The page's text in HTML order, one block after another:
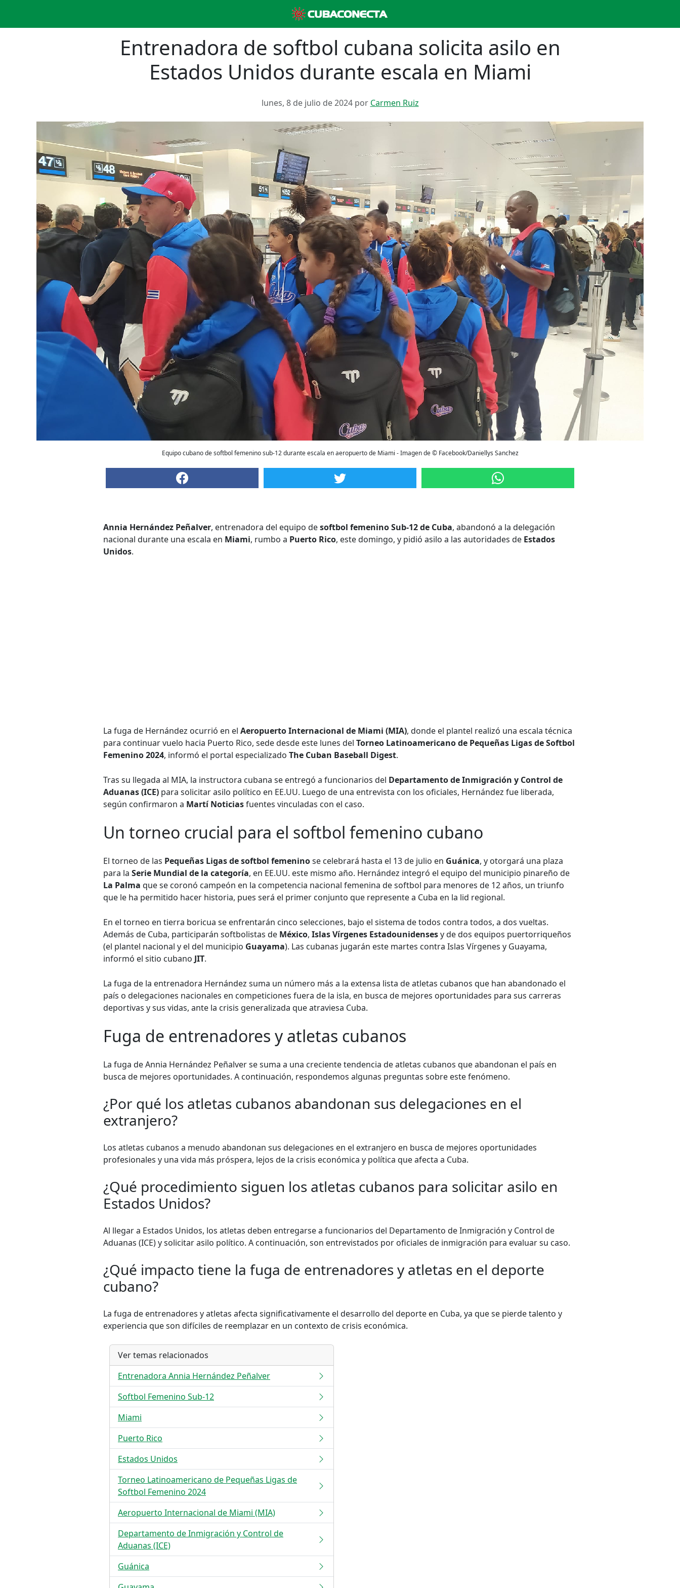
Entrenadora de softbol cubana solicita asilo en
Estados Unidos durante escala en Miami
lunes, 8 de julio de 2024 por Carmen Ruiz
Equipo cubano de softbol femenino sub-12 durante escala en aeropuerto de Miami - Imagen de © Facebook/Daniellys Sanchez
Annia Hernández Peñalver, entrenadora del equipo desoftbol femenino Sub-12 de Cuba, abandonó a la delegación
nacional durante una escala en Miami, rumbo a Puerto Rico, este domingo, y pidió asilo a las autoridades de Estados
Unidos.
La fuga de Hernández ocurrió en el Aeropuerto Internacional de Miami (MIA), donde el plantel realizó una escala técnica
para continuar vuelo hacia Puerto Rico, sede desde este lunes del Torneo Latinoamericano de Pequeñas Ligas de Softbol
Femenino 2024, informó el portal especializado The Cuban Baseball Digest.
Tras su llegada al MIA, la instructora cubana se entregó a funcionarios del Departamento de Inmigración y Control de
Aduanas (ICE) para solicitar asilo político en EE.UU. Luego de una entrevista con los oficiales, Hernández fue liberada,
según confirmaron a Martí Noticiasfuentes vinculadas con el caso.
Un torneo crucial para el softbol femenino cubano
El torneo de las Pequeñas Ligas de softbol femeninose celebrará hasta el 13 de julio en Guánica, y otorgará una plaza
para la Serie Mundial de la categoría, en EE.UU. este mismo año. Hernández integró el equipo del municipio pinareño de
La Palma que se coronó campeón en la competencia nacional femenina de softbol para menores de 12 años, un triunfo
que le ha permitido hacer historia, pues será el primer conjunto que represente a Cuba en la lid regional.
En el torneo en tierra boricua se enfrentarán cinco selecciones, bajo el sistema de todos contra todos, a dos vueltas.
Además de Cuba, participarán softbolistas de México, Islas Vírgenes Estadounidensesy de dos equipos puertorriqueños
(el plantel nacional y el del municipio Guayama). Las cubanas jugarán este martes contra Islas Vírgenes y Guayama,
informó el sitio cubano JIT.
La fuga de la entrenadora Hernández suma un número más a la extensa lista de atletas cubanos que han abandonado el
país o delegaciones nacionales en competiciones fuera de la isla, en busca de mejores oportunidades para sus carreras
deportivas y sus vidas, ante la crisis generalizada que atraviesa Cuba.
Fuga de entrenadores y atletas cubanos
La fuga de Annia Hernández Peñalver se suma a una creciente tendencia de atletas cubanos que abandonan el país en
busca de mejores oportunidades. A continuación, respondemos algunas preguntas sobre este fenómeno.
¿Por qué los atletas cubanos abandonan sus delegaciones en el
extranjero?
Los atletas cubanos a menudo abandonan sus delegaciones en el extranjero en busca de mejores oportunidades
profesionales y una vida más próspera, lejos de la crisis económica y política que afecta a Cuba.
¿Qué procedimiento siguen los atletas cubanos para solicitar asilo en
Estados Unidos?
Al llegar a Estados Unidos, los atletas deben entregarse a funcionarios del Departamento de Inmigración y Control de
Aduanas (ICE) y solicitar asilo político. A continuación, son entrevistados por oficiales de inmigración para evaluar su caso.
¿Qué impacto tiene la fuga de entrenadores y atletas en el deporte
cubano?
La fuga de entrenadores y atletas afecta significativamente el desarrollo del deporte en Cuba, ya que se pierde talento y
experiencia que son difíciles de reemplazar en un contexto de crisis económica.
Ver temas relacionados
Entrenadora Annia Hernández Peñalver
Softbol Femenino Sub-12
Miami
Puerto Rico
Estados Unidos
Torneo Latinoamericano de Pequeñas Ligas de
Softbol Femenino 2024
Aeropuerto Internacional de Miami (MIA)
Departamento de Inmigración y Control de
Aduanas (ICE)
Guánica